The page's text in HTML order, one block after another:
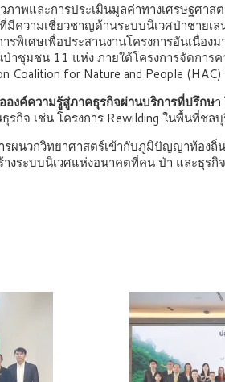
าพและการประเมินมูลค่าทางเศรษฐศา
มีความเชี่ยวชาญด้านระบบนิเวศป่าชาย
พิเศษเพื่อประสานงานโครงการอันเนื่อ
าชุมชน 11 แห่ง ภายใต้โครงการจัดกา
Coalition for Nature and People
งค์ความรู้สู่ภาคธุรกิจผ่านบริการที่ปรึกษ
กิจ เช่น โครงการ Rewilding ในพื้นที่ช
ผนวกวิทยาศาสตร์เข้ากับภูมิปัญญาท้อง
างระบบนิเวศแห่งอนาคตที่คน ป่า และธุร